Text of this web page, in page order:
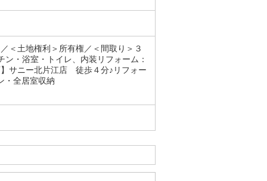
＜土地権利＞所有権／＜間取り＞３
・浴室・トイレ、内装リフォーム：
サニー北片江店 徒歩４分♪リフォー
・全居室収納